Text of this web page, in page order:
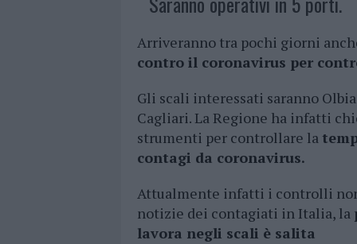
Arriveranno tra pochi giorni
contro il coronavirus per
Gli scali interessati saranno
Cagliari. La Regione ha infatti
strumenti per controllare la
contagi da coronavirus.
Attualmente infatti i controlli
notizie dei contagiati in Italia, la
lavora negli scali è salita